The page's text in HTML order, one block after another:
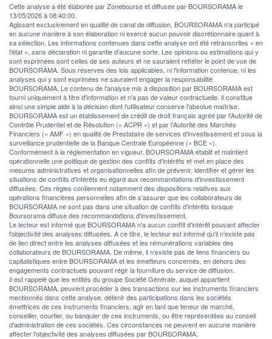
Cette analyse a été élaborée par Zonebourse et diffusée par BOURSORAMA le
13/05/2026 à 08:40:00.
Agissant exclusivement en qualité de canal de diffusion, BOURSORAMA n'a participé
en aucune manière à son élaboration ni exercé aucun pouvoir discrétionnaire quant à
sa sélection. Les informations contenues dans cette analyse ont été retranscrites « en
l'état », sans déclaration ni garantie d'aucune sorte. Les opinions ou estimations qui y
sont exprimées sont celles de ses auteurs et ne sauraient refléter le point de vue de
BOURSORAMA. Sous réserves des lois applicables, ni l'information contenue, ni les
analyses qui y sont exprimées ne sauraient engager la responsabilité
BOURSORAMA. Le contenu de l'analyse mis à disposition par BOURSORAMA est
fourni uniquement à titre d'information et n'a pas de valeur contractuelle. Il constitue
ainsi une simple aide à la décision dont l'utilisateur conserve l'absolue maîtrise.
BOURSORAMA est un établissement de crédit de droit français agréé par l'Autorité de
Contrôle Prudentiel et de Résolution (« ACPR ») et par l'Autorité des Marchés
Financiers (« AMF ») en qualité de Prestataire de services d'investissement et sous la
surveillance prudentielle de la Banque Centrale Européenne (« BCE »).
Conformément à la réglementation en vigueur, BOURSORAMA établit et maintient
opérationnelle une politique de gestion des conflits d'intérêts et met en place des
mesures administratives et organisationnelles afin de prévenir, identifier et gérer les
situations de conflits d'intérêts eu égard aux recommandations d'investissement
diffusées. Ces règles contiennent notamment des dispositions relatives aux
opérations financières personnelles afin de s'assurer que les collaborateurs de
BOURSORAMA ne sont pas dans une situation de conflits d'intérêts lorsque
Boursorama diffuse des recommandations d'investissement.
Le lecteur est informé que BOURSORAMA n'a aucun conflit d'intérêt pouvant affecter
l'objectivité des analyses diffusées. A ce titre, le lecteur est informé qu'il n'existe pas
de lien direct entre les analyses diffusées et les rémunérations variables des
collaborateurs de BOURSORAMA. De même, il n'existe pas de liens financiers ou
capitalistiques entre BOURSORAMA et les émetteurs concernés, en dehors des
engagements contractuels pouvant régir la fourniture du service de diffusion.
Il est rappelé que les entités du groupe Société Générale, auquel appartient
BOURSORAMA, peuvent procéder à des transactions sur les instruments financiers
mentionnés dans cette analyse, détenir des participations dans les sociétés
émettrices de ces instruments financiers, agir en tant que teneur de marché,
conseiller, courtier, ou banquier de ces instruments, ou être représentées au conseil
d'administration de ces sociétés. Ces circonstances ne peuvent en aucune manière
affecter l'objectivité des analyses diffusées par BOURSORAMA.